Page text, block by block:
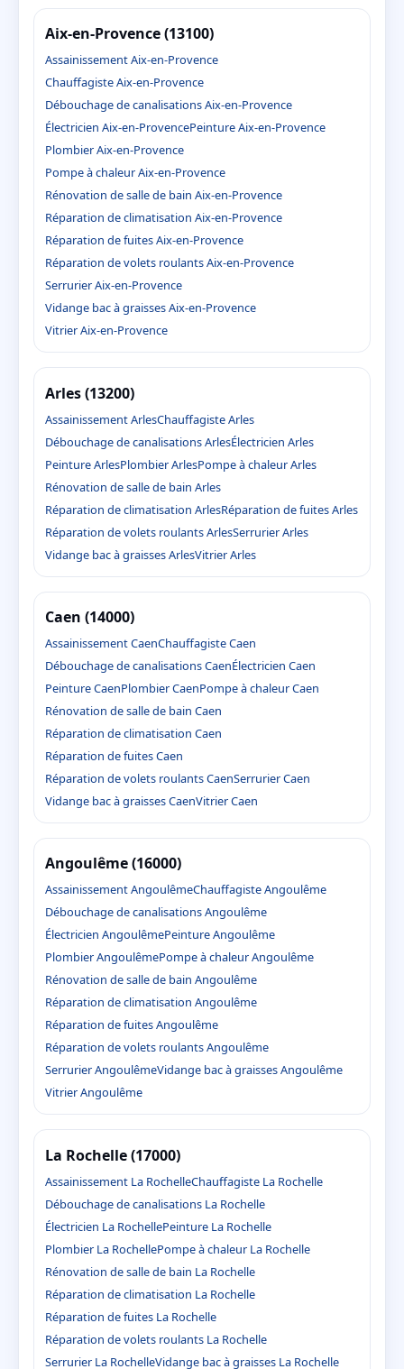
Aix-en-Provence (13100)
Assainissement Aix-en-Provence
Chauffagiste Aix-en-Provence
Débouchage de canalisations Aix-en-Provence
Électricien Aix-en-ProvencePeinture Aix-en-Provence
Plombier Aix-en-Provence
Pompe à chaleur Aix-en-Provence
Rénovation de salle de bain Aix-en-Provence
Réparation de climatisation Aix-en-Provence
Réparation de fuites Aix-en-Provence
Réparation de volets roulants Aix-en-Provence
Serrurier Aix-en-Provence
Vidange bac à graisses Aix-en-Provence
Vitrier Aix-en-Provence
Arles (13200)
Assainissement ArlesChauffagiste Arles
Débouchage de canalisations ArlesÉlectricien Arles
Peinture ArlesPlombier ArlesPompe à chaleur Arles
Rénovation de salle de bain Arles
Réparation de climatisation ArlesRéparation de fuites Arles
Réparation de volets roulants ArlesSerrurier Arles
Vidange bac à graisses ArlesVitrier Arles
Caen (14000)
Assainissement CaenChauffagiste Caen
Débouchage de canalisations CaenÉlectricien Caen
Peinture CaenPlombier CaenPompe à chaleur Caen
Rénovation de salle de bain Caen
Réparation de climatisation Caen
Réparation de fuites Caen
Réparation de volets roulants CaenSerrurier Caen
Vidange bac à graisses CaenVitrier Caen
Angoulême (16000)
Assainissement AngoulêmeChauffagiste Angoulême
Débouchage de canalisations Angoulême
Électricien AngoulêmePeinture Angoulême
Plombier AngoulêmePompe à chaleur Angoulême
Rénovation de salle de bain Angoulême
Réparation de climatisation Angoulême
Réparation de fuites Angoulême
Réparation de volets roulants Angoulême
Serrurier AngoulêmeVidange bac à graisses Angoulême
Vitrier Angoulême
La Rochelle (17000)
Assainissement La RochelleChauffagiste La Rochelle
Débouchage de canalisations La Rochelle
Électricien La RochellePeinture La Rochelle
Plombier La RochellePompe à chaleur La Rochelle
Rénovation de salle de bain La Rochelle
Réparation de climatisation La Rochelle
Réparation de fuites La Rochelle
Réparation de volets roulants La Rochelle
Serrurier La RochelleVidange bac à graisses La Rochelle